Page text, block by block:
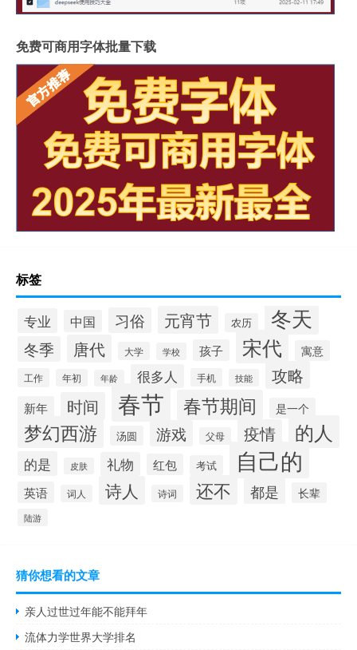
免费可商用字体批量下载
标签
专业 中国 习俗 元宵节 农历 冬天
冬季 唐代 大学 学校 孩子 宋代 寓意
工作 年初 年龄 很多人 手机 技能 攻略
新年 时间 春节 春节期间 是一个
梦幻西游 汤圆 游戏 父母 疫情 的人
的是 皮肤 礼物 红包 考试 自己的
英语 词人 诗人 诗词 还不 都是 长辈
陆游
猜你想看的文章
亲人过世过年能不能拜年
流体力学世界大学排名